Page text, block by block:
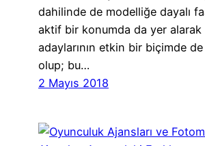
dahilinde de modelliğe dayalı
aktif bir konumda da yer alarak
adaylarının etkin bir biçimde
olup; bu…
2 Mayıs 2018